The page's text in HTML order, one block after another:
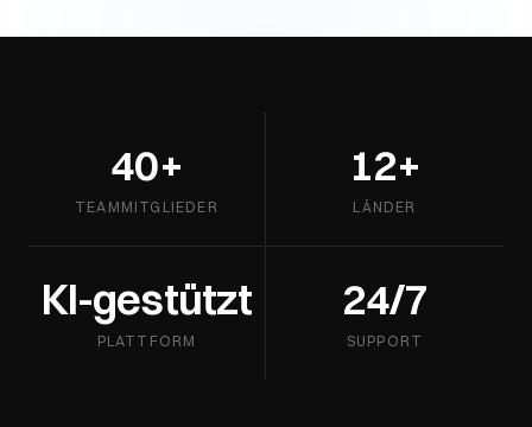
40+
TEAMMITGLIEDER
12+
LÄNDER
KI-gestützt
PLATTFORM
24/7
SUPPORT